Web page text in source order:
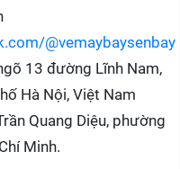
@vemaybaysenbay
13 đường Lĩnh Nam,
Hà Nội, Việt Nam
Quang Diệu, phường
Minh.